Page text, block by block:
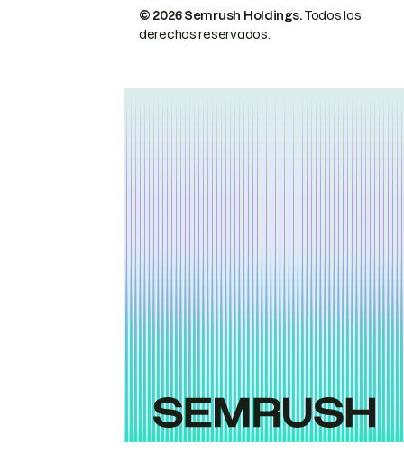
© 2026 Semrush Holdings.Todos los
derechos reservados.